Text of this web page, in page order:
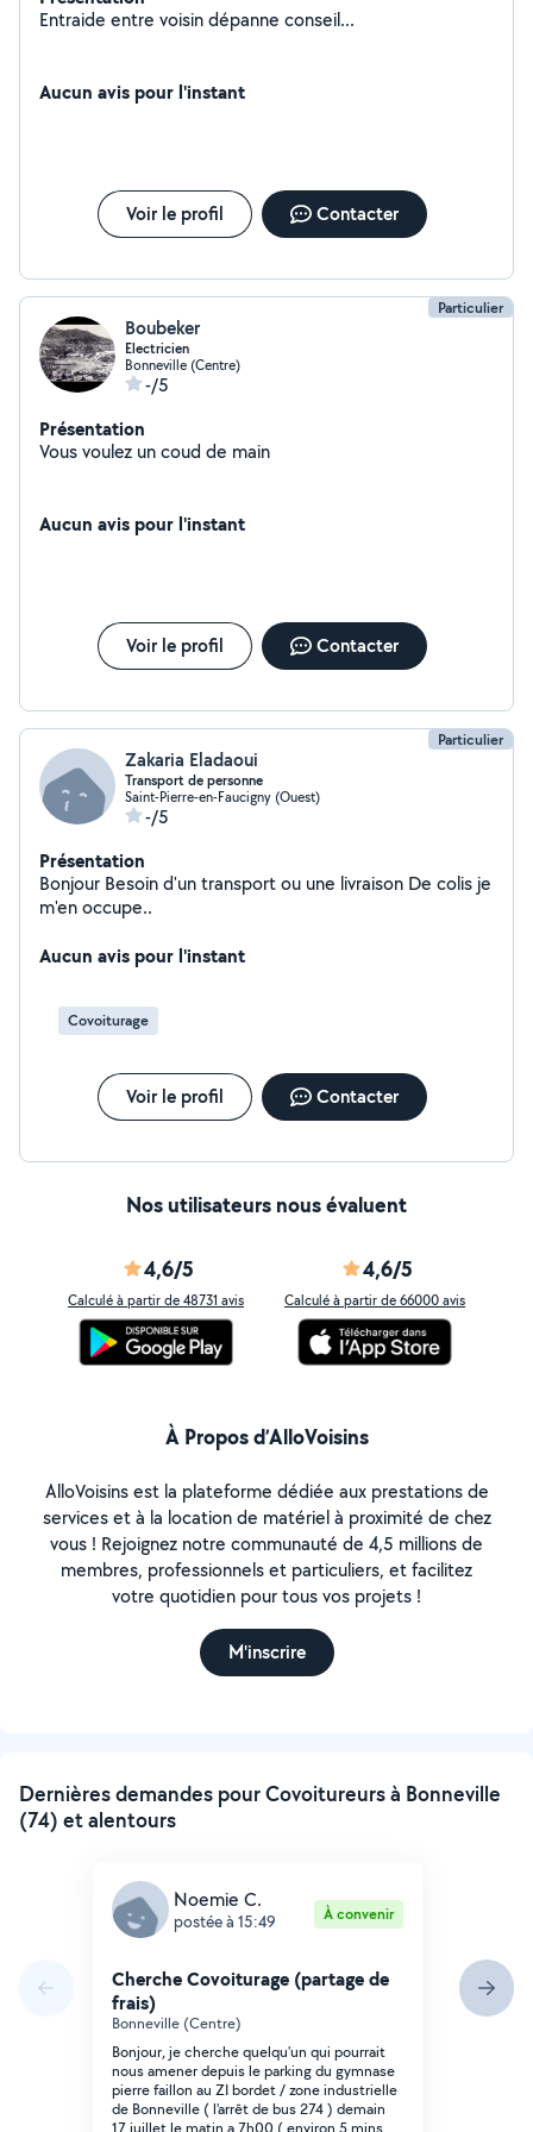
Entraide entre voisin dépanne conseil...
Aucun avis pour l'instant
Voir le profil Contacter
Particulier
Boubeker
Electricien
Bonneville (Centre)
-/5
Présentation
Vous voulez un coud de main
Aucun avis pour l'instant
Voir le profil Contacter
Particulier
Zakaria Eladaoui
Transport de personne
Saint-Pierre-en-Faucigny (Ouest)
-/5
Présentation
Bonjour Besoin d'un transport ou une livraison De colis je
m'en occupe..
Aucun avis pour l'instant
Covoiturage
Voir le profil Contacter
Nos utilisateurs nous évaluent
4,6/5
Calculé à partir de 48731 avis
4,6/5
Calculé à partir de 66000 avis
À Propos d’AlloVoisins
AlloVoisins est la plateforme dédiée aux prestations de
services et à la location de matériel à proximité de chez
vous ! Rejoignez notre communauté de 4,5 millions de
membres, professionnels et particuliers, et facilitez
votre quotidien pour tous vos projets !
M'inscrire
Dernières demandes pour Covoitureurs à Bonneville
(74) et alentours
Noemie C.
postée à 15:49 À convenir
Cherche Covoiturage (partage de
frais)
Bonneville (Centre)
Bonjour, je cherche quelqu'un qui pourrait
nous amener depuis le parking du gymnase
pierre faillon au ZI bordet / zone industrielle
de Bonneville ( l'arrêt de bus 274 ) demain
17 juillet le matin a 7h00 ( environ 5 mins